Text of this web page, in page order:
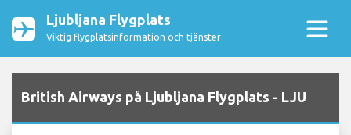
Ljubljana Flygplats
Viktig flygplatsinformation och tjänster
British Airways på Ljubljana Flygplats - LJU